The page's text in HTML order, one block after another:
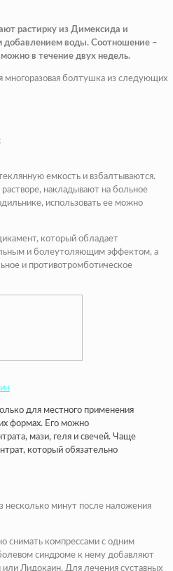
растирку из Димексида и
добавлением воды. Соотношение –
в течение двух недель.
многоразовая болтушка из следующих
емкость и взбалтываются.
накладывают на больное
использовать ее можно
который обладает
и болеутоляющим эффектом, а
и противотромботическое
для местного применения
формах. Его можно
мази, геля и свечей. Чаще
который обязательно
несколько минут после наложения
снимать компрессами с одним
синдроме к нему добавляют
Лидокаин. Для лечения суставных